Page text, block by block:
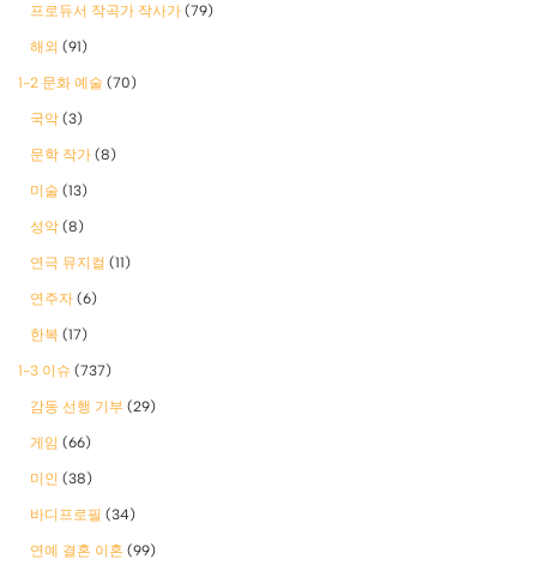
프로듀서 작곡가 작사가 (79)
해외 (91)
1-2 문화 예술 (70)
국악 (3)
문학 작가 (8)
미술 (13)
성악 (8)
연극 뮤지컬 (11)
연주자 (6)
한복 (17)
1-3 이슈 (737)
감동 선행 기부 (29)
게임 (66)
미인 (38)
바디프로필 (34)
연예 결혼 이혼 (99)